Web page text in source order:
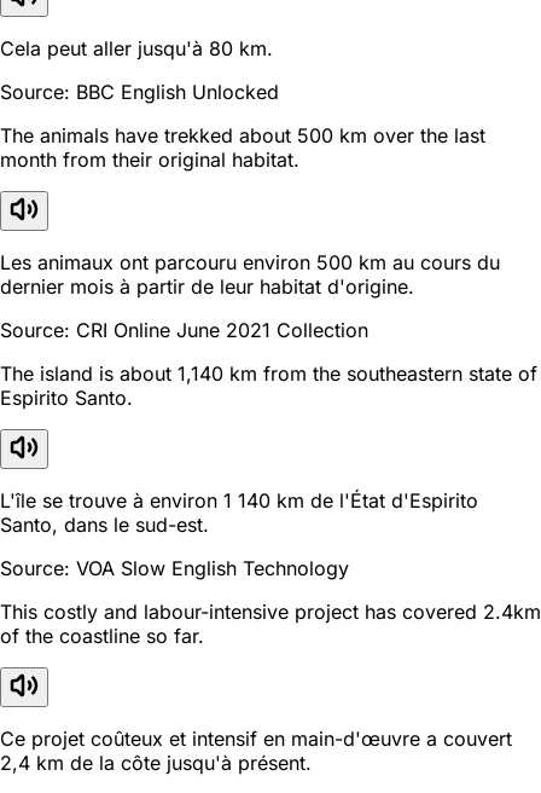
Cela peut aller jusqu'à 80 km.
Source: BBC English Unlocked
The animals have trekked about 500 km over the last
month from their original habitat.
Les animaux ont parcouru environ 500 km au cours du
dernier mois à partir de leur habitat d'origine.
Source: CRI Online June 2021 Collection
The island is about 1,140 km from the southeastern state of
Espirito Santo.
L'île se trouve à environ 1 140 km de l'État d'Espirito
Santo, dans le sud-est.
Source: VOA Slow English Technology
This costly and labour-intensive project has covered 2.4km
of the coastline so far.
Ce projet coûteux et intensif en main-d'œuvre a couvert
2,4 km de la côte jusqu'à présent.